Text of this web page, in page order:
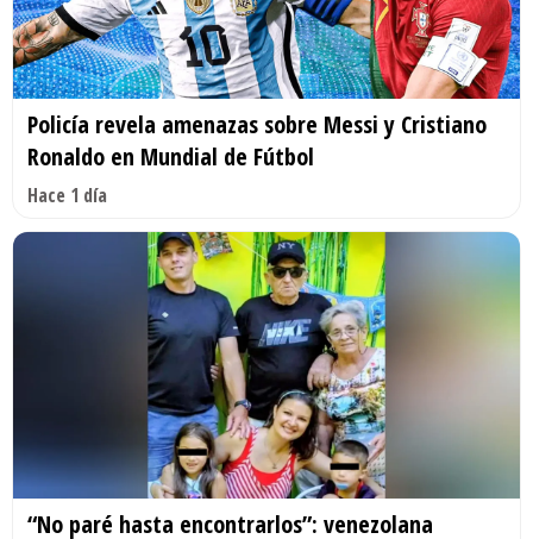
Policía revela amenazas sobre Messi y Cristiano
Ronaldo en Mundial de Fútbol
Hace 1 día
“No paré hasta encontrarlos”: venezolana